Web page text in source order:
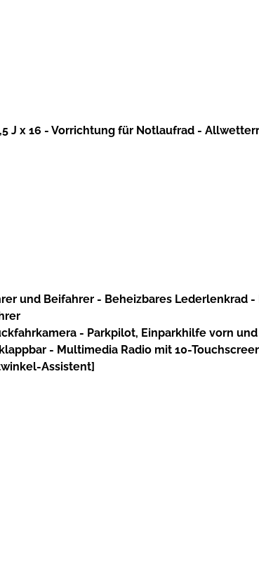
J x 16 - Vorrichtung für Notlaufrad -
und Beifahrer - Beheizbares
- Parkpilot, Einparkhilfe vorn
- Multimedia Radio mit 10-
Assistent]